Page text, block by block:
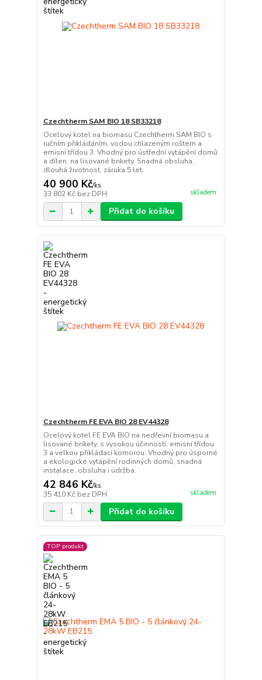
Czechtherm SAM BIO 18 SB33218
Ocelový kotel na biomasu Czechtherm SAM BIO s
ručním přikládáním, vodou chlazeným roštem a
emisní třídou 3. Vhodný pro ústřední vytápění domů
a dílen, na lisované brikety. Snadná obsluha,
dlouhá životnost, záruka 5 let.
40 900 Kč/ks
33 802 Kč bez DPH skladem
Přidat do košíku
Czechtherm FE EVA BIO 28 EV44328
Ocelový kotel FE EVA BIO na nedřevní biomasu a
lisované brikety, s vysokou účinností, emisní třídou
3 a velkou přikládací komorou. Vhodný pro úsporné
a ekologické vytápění rodinných domů, snadná
instalace, obsluha i údržba.
42 846 Kč/ks
35 410 Kč bez DPH skladem
Přidat do košíku
TOP produkt